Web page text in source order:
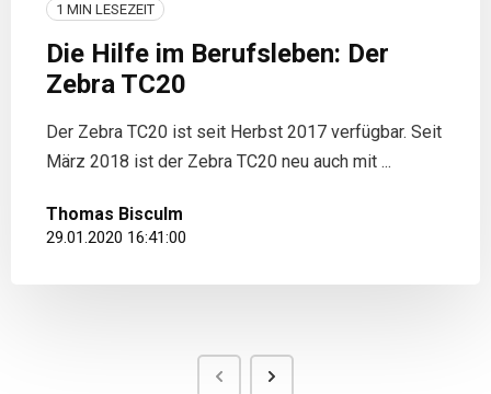
1 MIN LESEZEIT
Die Hilfe im Berufsleben: Der
Zebra TC20
Der Zebra TC20 ist seit Herbst 2017 verfügbar. Seit
März 2018 ist der Zebra TC20 neu auch mit ...
Thomas Bisculm
29.01.2020 16:41:00